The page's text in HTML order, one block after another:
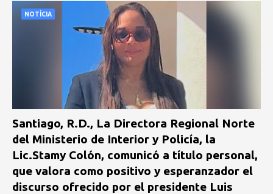
NOTÍCIA
Santiago, R.D., La Directora Regional Norte
del Ministerio de Interior y Policía, la
Lic.Stamy Colón, comunicó a título personal,
que valora como positivo y esperanzador el
discurso ofrecido por el presidente Luis